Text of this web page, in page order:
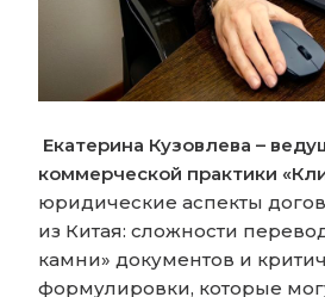
Екатерина Кузовлева –
коммерческой практики
юридические аспекты
из Китая: сложности
камни» документов и
формулировки, которые